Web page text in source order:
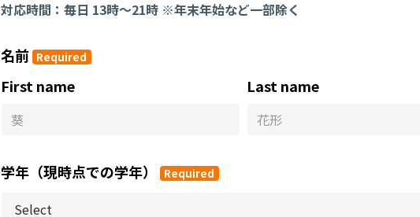
対応時間：毎日 13時〜21時 ※年末年始など一部除く
名前 Required
Last name
First name
学年（現時点での学年） Required